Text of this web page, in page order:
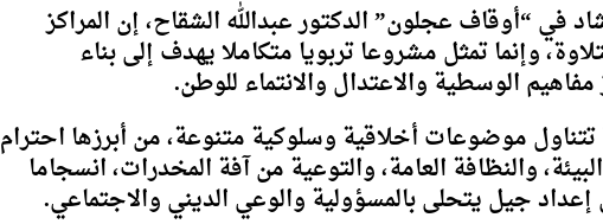
“أوقاف عجلون” الدكتور عبدالله الشقاح، إن المراكز
وإنما تمثل مشروعا تربويا متكاملا يهدف إلى بناء
الوسطية والاعتدال والانتماء للوطن.
موضوعات أخلاقية وسلوكية متنوعة، من أبرزها احترام
والنظافة العامة، والتوعية من آفة المخدرات، انسجاما
إعداد جيل يتحلى بالمسؤولية والوعي الديني والاجتماعي.